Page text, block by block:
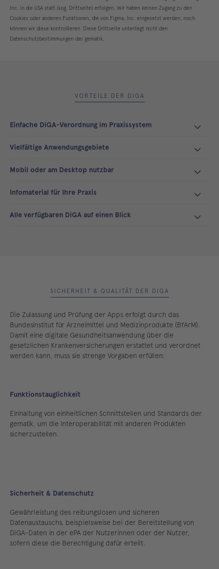
Inc. in die USA statt (sog. Drittseite) erfolgen. Wir haben keinen Zugang zu den
Cookies oder anderen Funktionen, die von Figma, Inc. eingesetzt werden, noch
können wir diese kontrollieren. Diese Drittseite unterliegt nicht den
Datenschutzbestimmungen der gematik.
VORTEILE DER DIGA
Einfache DiGA-Verordnung im Praxissystem
Vielfältige Anwendungsgebiete
Mobil oder am Desktop nutzbar
Infomaterial für Ihre Praxis
Alle verfügbaren DiGA auf einen Blick
SICHERHEIT & QUALITÄT DER DIGA
Die Zulassung und Prüfung der Apps erfolgt durch das
Bundesinstitut für Arzneimittel und Medizinprodukte (BfArM).
Damit eine digitale Gesundheitsanwendung über die
gesetzlichen Krankenversicherungen erstattet und verordnet
werden kann, muss sie strenge Vorgaben erfüllen:
Funktionstauglichkeit
Einhaltung von einheitlichen Schnittstellen und Standards der
gematik, um die Interoperabilität mit anderen Produkten
sicherzustellen.
Sicherheit & Datenschutz
Gewährleistung des reibungslosen und sicheren
Datenaustauschs, beispielsweise bei der Bereitstellung von
DiGA-Daten in der ePA der Nutzerinnen oder der Nutzer,
sofern diese die Berechtigung dafür erteilt.